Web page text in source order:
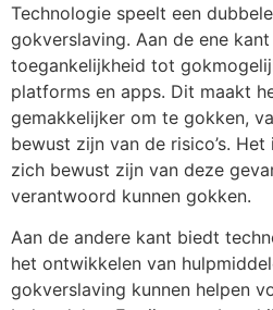
Technologie speelt een
gokverslaving. Aan de ene
toegankelijkheid tot
platforms en apps. Dit maakt
gemakkelijker om te gokken,
bewust zijn van de risico’s.
zich bewust zijn van deze
verantwoord kunnen gokken.
Aan de andere kant biedt
het ontwikkelen van
gokverslaving kunnen helpen